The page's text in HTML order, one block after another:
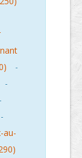
-
-
-
-
au-